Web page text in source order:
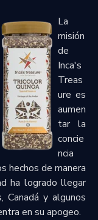
La
misión
de
Inca's
Treas
ure es
aumen
tar la
concie
ncia
hechos de manera
ha logrado llegar
Canadá y algunos
en su apogeo.